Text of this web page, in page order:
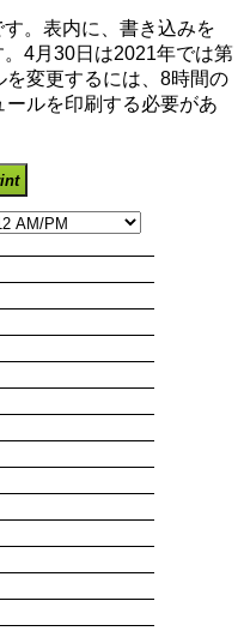
。表内に、書き込みを
4月30日は2021年では第
変更するには、8時間の
ルを印刷する必要があ